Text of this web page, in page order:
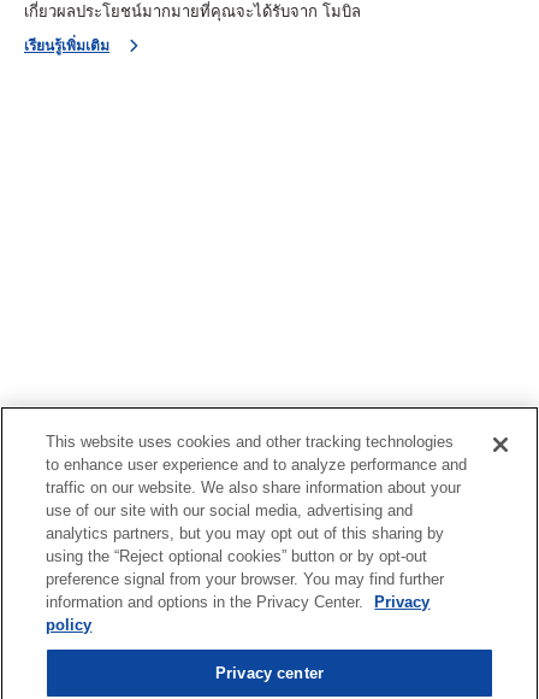
เกี่ยวผลประโยชน์มากมายที่คุณจะได้รับจาก โมบิล
เรียนรู้เพิ่มเติม
This website uses cookies and other tracking technologies
to enhance user experience and to analyze performance and
traffic on our website. We also share information about your
use of our site with our social media, advertising and
analytics partners, but you may opt out of this sharing by
using the “Reject optional cookies” button or by opt-out
preference signal from your browser. You may find further
information and options in the Privacy Center.
Privacy
policy
Privacy center